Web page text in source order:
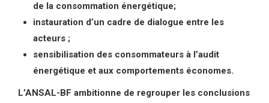
de la consommation énergétique;
instauration d’un cadre de dialogue entre les
acteurs ;
sensibilisation des consommateurs à l’audit
énergétique et aux comportements économes.
L’ANSAL-BF ambitionne de regrouper les conclusions